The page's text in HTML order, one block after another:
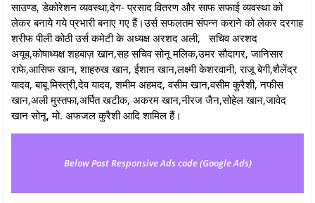
साउण्ड, डेकोरेशन व्यवस्था,देग- प्रसाद वितरण और साफ सफाई व्यवस्था को
लेकर बनाये गये प्रभारी बनाए गए हैं।उर्स सफलतम संपन्न कराने को लेकर दरगाह
शरीफ पीली कोठी उर्स कमेटी के अध्यक्ष अरशद अली, सचिव अरशद
अयूब,कोषाध्यक्ष शहबाज़ खान,सह सचिव सोनू मलिक,उमर सौदागर, जानिसार
राफे,आसिफ खान, शाहरुख खान, ईशान खान,लक्ष्मी केशरवानी, राजू बेगी,शैलेंद्र
यादव, बाबू मिस्त्री,देव यादव, शमीम अहमद, वसीम खान,वसीम कुरैशी, नफीस
खान,अली मुस्तफा,अर्पित खटीक, अकरम खान,नीरज जैन,सोहेल खान,जावेद
खान सोनू, मो. अफजल कुरैशी आदि शामिल हैं।
Below Post Responsive Ads code (Google Ads)